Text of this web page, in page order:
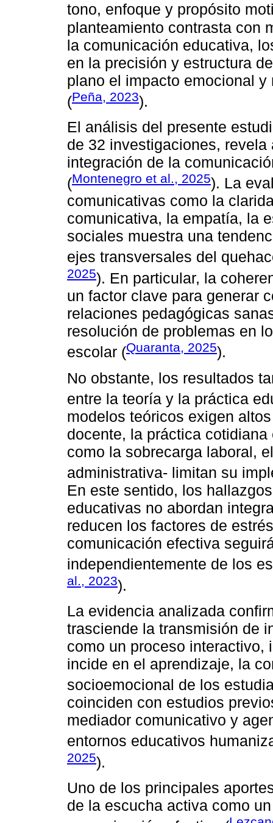
tono, enfoque y propósito
planteamiento contrasta con
la comunicación educativa,
en la precisión y estructura
plano el impacto emocional
(Peña, 2023).
El análisis del presente
de 32 investigaciones,
integración de la
(Montenegro et al., 2025). La
comunicativas como la
comunicativa, la empatía, la
sociales muestra una
ejes transversales del
2025). En particular, la
un factor clave para generar
relaciones pedagógicas
resolución de problemas en
escolar (Quaranta, 2025).
No obstante, los resultados
entre la teoría y la práctica
modelos teóricos exigen
docente, la práctica
como la sobrecarga laboral,
administrativa- limitan su
En este sentido, los
educativas no abordan
reducen los factores de
comunicación efectiva
independientemente de los
al., 2023).
La evidencia analizada
trasciende la transmisión de
como un proceso
incide en el aprendizaje, la
socioemocional de los
coinciden con estudios
mediador comunicativo y
entornos educativos
2025).
Uno de los principales
de la escucha activa como